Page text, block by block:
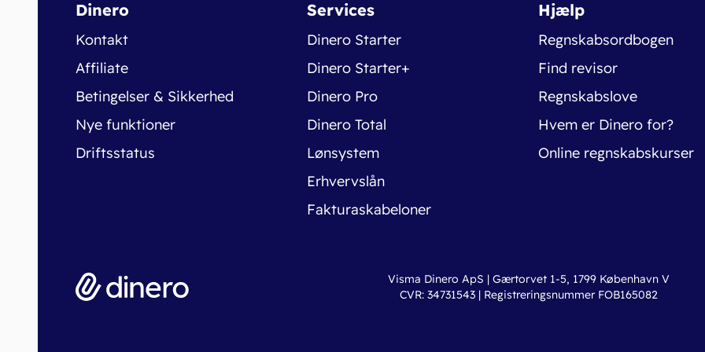
Dinero
Kontakt
Affiliate
Betingelser & Sikkerhed
Nye funktioner
Driftsstatus
Services
Dinero Starter
Dinero Starter+
Dinero Pro
Dinero Total
Lønsystem
Erhvervslån
Fakturaskabeloner
Hjælp
Regnskabsordbogen
Find revisor
Regnskabslove
Hvem er Dinero for?
Online regnskabskurser
Visma Dinero ApS | Gærtorvet 1-5, 1799 København V
CVR: 34731543 | Registreringsnummer FOB165082